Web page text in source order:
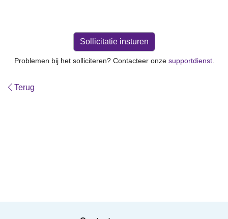
Problemen bij het solliciteren? Contacteer onze supportdienst.
Terug